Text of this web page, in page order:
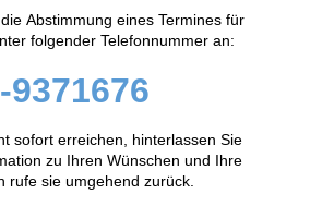
Abstimmung eines Termines für
folgender Telefonnummer an:
9371676
sofort erreichen, hinterlassen Sie
zu Ihren Wünschen und Ihre
rufe sie umgehend zurück.